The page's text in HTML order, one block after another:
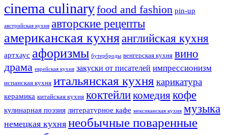
cinema culinaryfood аnd fashion pin-up
австрийская кухня авторские рецепты
американская кухняанглийская кухня
артхаус афоризмы бутерброды венгерская кухня вино
драма еврейская кухня закуски от писателей импрессионизм
испанская кухня итальянская кухня карикатура
керамика китайская кухня коктейликомедиякофе
кулинарная поэзия литературное кафе мексиканская кухня музыка
немецкая кухня необычные поваренные